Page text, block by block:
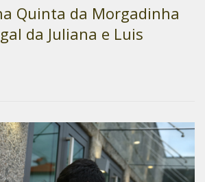
Quinta da Morgadinha
da Juliana e Luis